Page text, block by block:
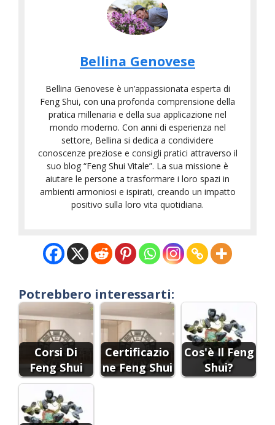
Bellina Genovese
Bellina Genovese è un’appassionata esperta di
Feng Shui, con una profonda comprensione della
pratica millenaria e della sua applicazione nel
mondo moderno. Con anni di esperienza nel
settore, Bellina si dedica a condividere
conoscenze preziose e consigli pratici attraverso il
suo blog “Feng Shui Vitale”. La sua missione è
aiutare le persone a trasformare i loro spazi in
ambienti armoniosi e ispirati, creando un impatto
positivo sulla loro vita quotidiana.
Potrebbero interessarti:
Corsi Di
Feng Shui
Certificazio
ne Feng Shui
Cos'è Il Feng
Shui?